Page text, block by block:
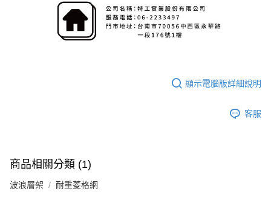
顯示電腦版詳細說明
客服
商品相關分類 (1)
波浪層架 耐重菱格網